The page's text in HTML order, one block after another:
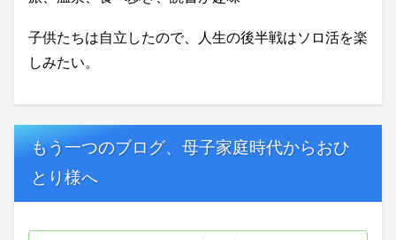
子供たちは自立したので、人生の後半戦はソロ活を楽
しみたい。
もう一つのブログ、母子家庭時代からおひ
とり様へ